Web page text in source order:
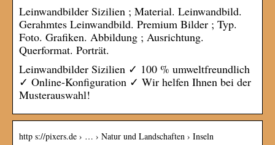
Leinwandbilder Sizilien ; Material. Leinwandbild.
Gerahmtes Leinwandbild. Premium Bilder ; Typ.
Foto. Grafiken. Abbildung ; Ausrichtung.
Querformat. Porträt.
Leinwandbilder Sizilien ✓ 100 % umweltfreundlich
✓ Online-Konfiguration ✓ Wir helfen Ihnen bei der
Musterauswahl!
http s://pixers.de › … › Natur und Landschaften › Inseln